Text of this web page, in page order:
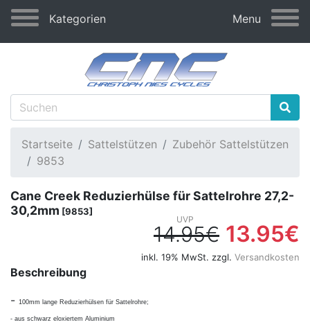
Kategorien Menu
Startseite Sattelstützen
Zubehör Sattelstützen
9853
Cane Creek Reduzierhülse für Sattelrohre 27,2-
30,2mm [9853]
14.95€ 13.95€
inkl. 19% MwSt. zzgl. Versandkosten
Beschreibung
- 100mm lange Reduzierhülsen für Sattelrohre;
- aus schwarz eloxiertem Aluminium